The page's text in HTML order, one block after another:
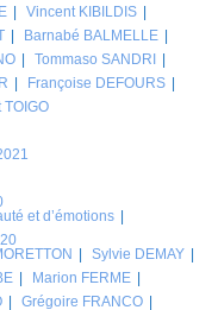
Vincent KIBILDIS
Barnabé BALMELLE
Tommaso SANDRI
Françoise DEFOURS
TOIGO
et d’émotions
Sylvie DEMAY
Marion FERME
Grégoire FRANCO